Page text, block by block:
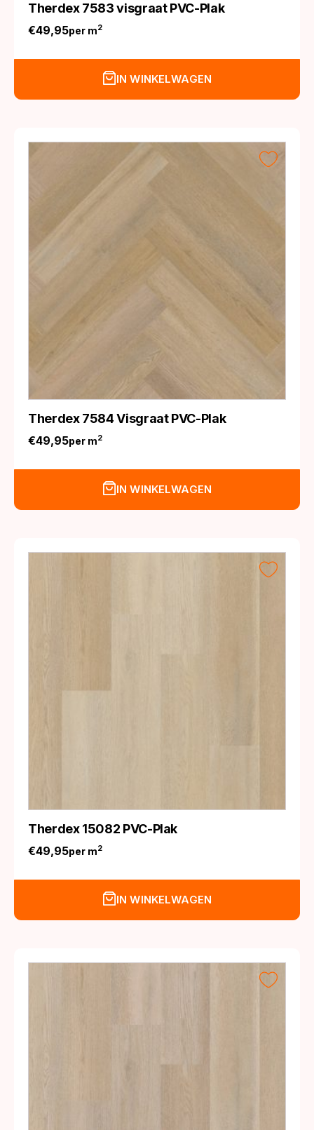
Therdex 7583 visgraat PVC-Plak
€49,95per m2
IN WINKELWAGEN
Therdex 7584 Visgraat PVC-Plak
€49,95per m2
IN WINKELWAGEN
Therdex 15082 PVC-Plak
€49,95per m2
IN WINKELWAGEN